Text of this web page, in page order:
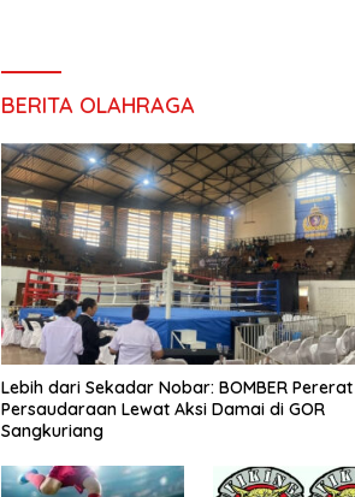
BERITA OLAHRAGA
Lebih dari Sekadar Nobar: BOMBER Pererat
Persaudaraan Lewat Aksi Damai di GOR
Sangkuriang